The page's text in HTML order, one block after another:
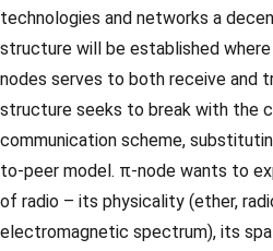
technologies and networks a
structure will be established
nodes serves to both receive and
structure seeks to break with the
communication scheme,
to-peer model. π-node wants to
of radio – its physicality (ether,
electromagnetic spectrum), its